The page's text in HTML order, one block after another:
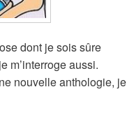
dont je sois sûre
m’interroge aussi.
nouvelle anthologie, je
?